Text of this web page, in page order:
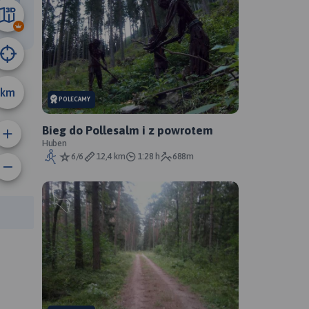
km
14 km
trasy:
trasy:
POLECAMY
Bieg do Pollesalm i z powrotem
Huben
6/6
12,4 km 1:28 h 688m